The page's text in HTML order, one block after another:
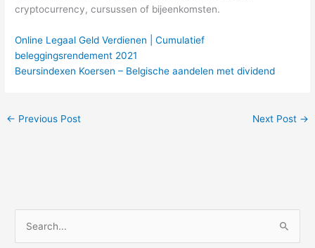
cryptocurrency, cursussen of bijeenkomsten.
Online Legaal Geld Verdienen | Cumulatief
beleggingsrendement 2021
Beursindexen Koersen – Belgische aandelen met dividend
← Previous Post Next Post →